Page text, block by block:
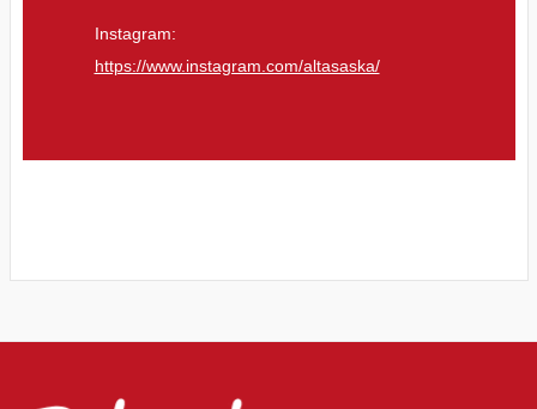
Instagram:
https://www.instagram.com/altasaska/